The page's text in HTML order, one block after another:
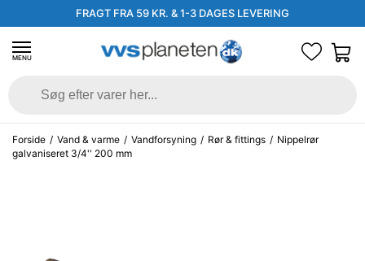
FRAGT FRA 59 KR. & 1-3 DAGES LEVERING
MENU
Forside / Vand & varme / Vandforsyning / Rør & fittings / Nippelrør
galvaniseret 3/4'' 200 mm